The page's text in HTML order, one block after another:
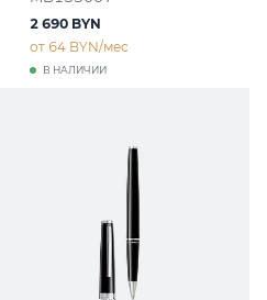
В НАЛИЧИИ
2 690 BYN
от 64 BYN/мес